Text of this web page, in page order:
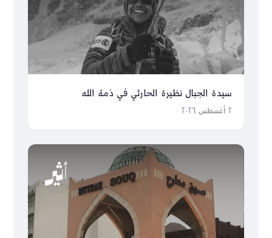
سيدة الجبال نظيرة الحارثي في ذمة الله
٢ أغسطس ٢٠٢٦